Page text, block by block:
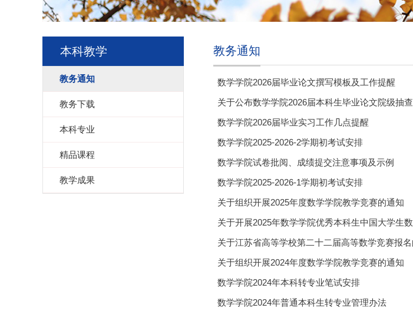
本科教学
教务通知
教务下载
本科专业
精品课程
教学成果
教务通知
数学学院2026届毕业论文撰写模板及工作提醒
关于公布数学学院2026届本科生毕业论文院级抽
数学学院2026届毕业实习工作几点提醒
数学学院2025-2026-2学期初考试安排
数学学院试卷批阅、成绩提交注意事项及示例
数学学院2025-2026-1学期初考试安排
关于组织开展2025年度数学学院教学竞赛的通知
关于开展2025年数学学院优秀本科生中国大学生
关于江苏省高等学校第二十二届高等数学竞赛报
关于组织开展2024年度数学学院教学竞赛的通知
数学学院2024年本科转专业笔试安排
数学学院2024年普通本科生转专业管理办法